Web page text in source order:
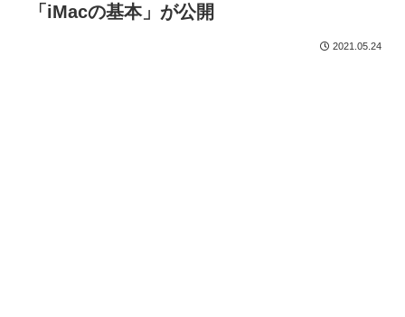
「iMacの基本」が公開
2021.05.24